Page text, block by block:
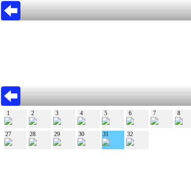
1 2 3 4 5 6 7 8
27 28 29 30 31 32